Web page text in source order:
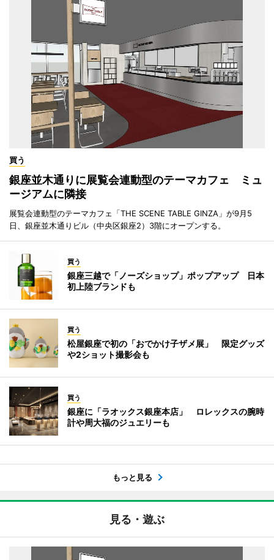
買う
銀座並木通りに展覧会連動型のテーマカフェ ミュ
ージアムに隣接
展覧会連動型のテーマカフェ「THE SCENE TABLE GINZA」が9月5
日、銀座並木通りビル（中央区銀座2）3階にオープンする。
買う
銀座三越で「ノーズショップ」ポップアップ 日本
初上陸ブランドも
買う
松屋銀座で初の「おでかけ子ザメ展」 限定グッズ
や2ショット撮影会も
買う
銀座に「ラオックス銀座本店」 ロレックスの腕時
計や周大福のジュエリーも
もっと見る
見る・遊ぶ